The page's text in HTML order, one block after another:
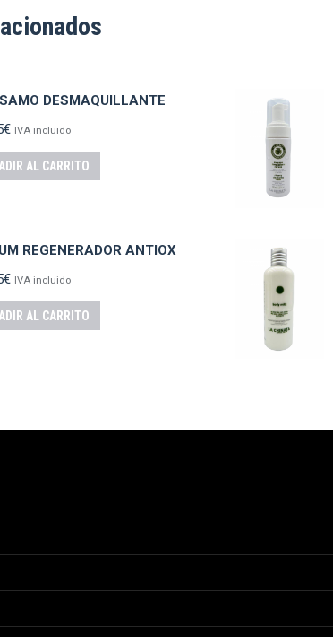
DESMAQUILLANTE
€ IVA incluido
AL CARRITO
REGENERADOR ANTIOX
€ IVA incluido
AL CARRITO